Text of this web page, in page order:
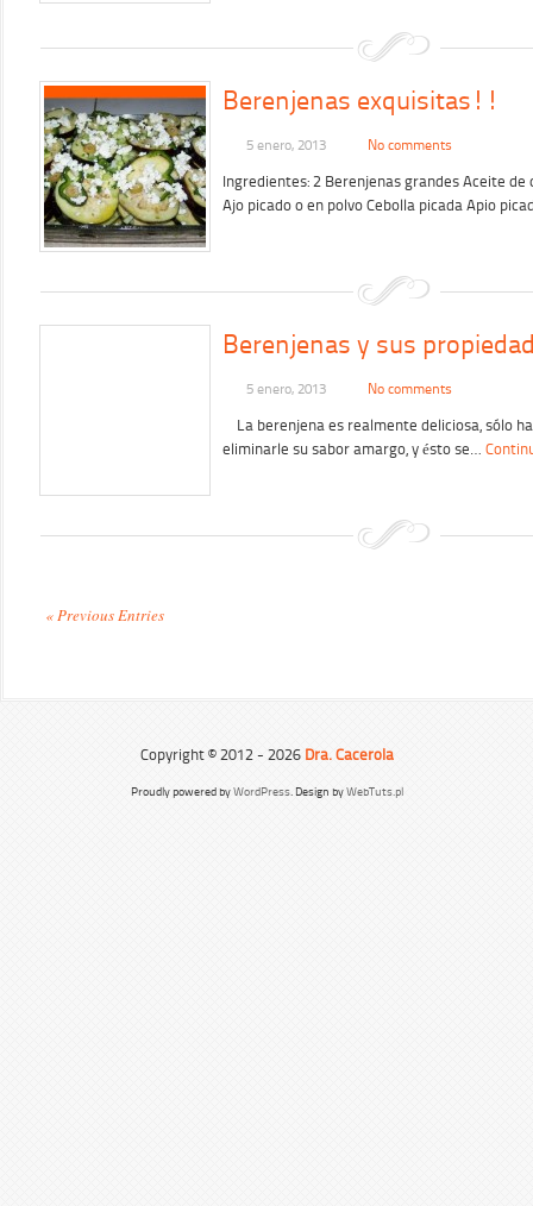
Berenjenas exquisitas!!
5 enero, 2013 No comments
Ingredientes: 2 Berenjenas grandes Aceite
Ajo picado o en polvo Cebolla picada Apio
Berenjenas y sus
5 enero, 2013 No comments
La berenjena es realmente deliciosa, sólo
eliminarle su sabor amargo, y ésto se…
« Previous Entries
Copyright © 2012 - 2026 Dra. Cacerola
Proudly powered byWordPress. Design byWebTuts.pl